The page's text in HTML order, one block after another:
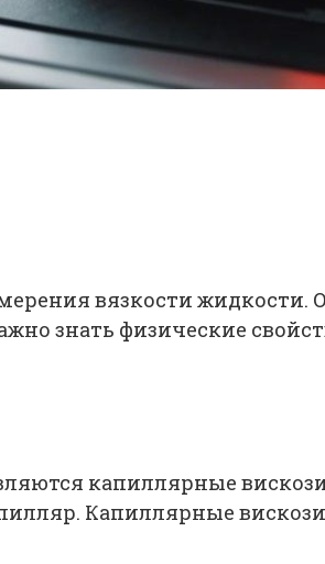
вязкости
знать физические
капиллярные
Капиллярные